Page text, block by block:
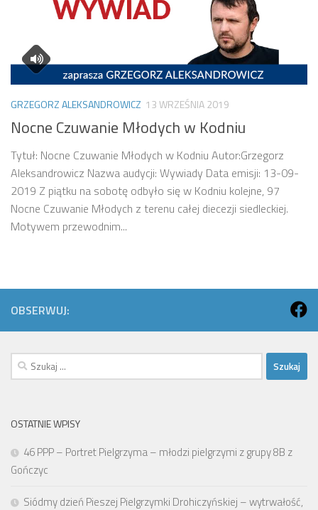
GRZEGORZ ALEKSANDROWICZ 13 WRZEŚNIA 2019
Nocne Czuwanie Młodych w Kodniu
Tytuł: Nocne Czuwanie Młodych w Kodniu Autor:Grzegorz
Aleksandrowicz Nazwa audycji: Wywiady Data emisji: 13-09-
2019 Z piątku na sobotę odbyło się w Kodniu kolejne, 97
Nocne Czuwanie Młodych z terenu całej diecezji siedleckiej.
Motywem przewodnim...
OBSERWUJ:
Szukaj:
OSTATNIE WPISY
46 PPP – Portret Pielgrzyma – młodzi pielgrzymi z grupy 8B z
Gończyc
Siódmy dzień Pieszej Pielgrzymki Drohiczyńskiej – wytrwałość,